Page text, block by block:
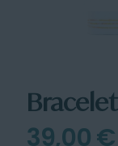
39,00€